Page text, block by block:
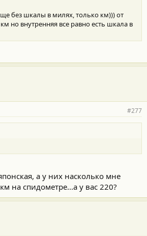
без шкалы в милях, только км))) от
но внутренняя все равно есть шкала в
#277
а у них насколько мне
на спидометре...а у вас 220?